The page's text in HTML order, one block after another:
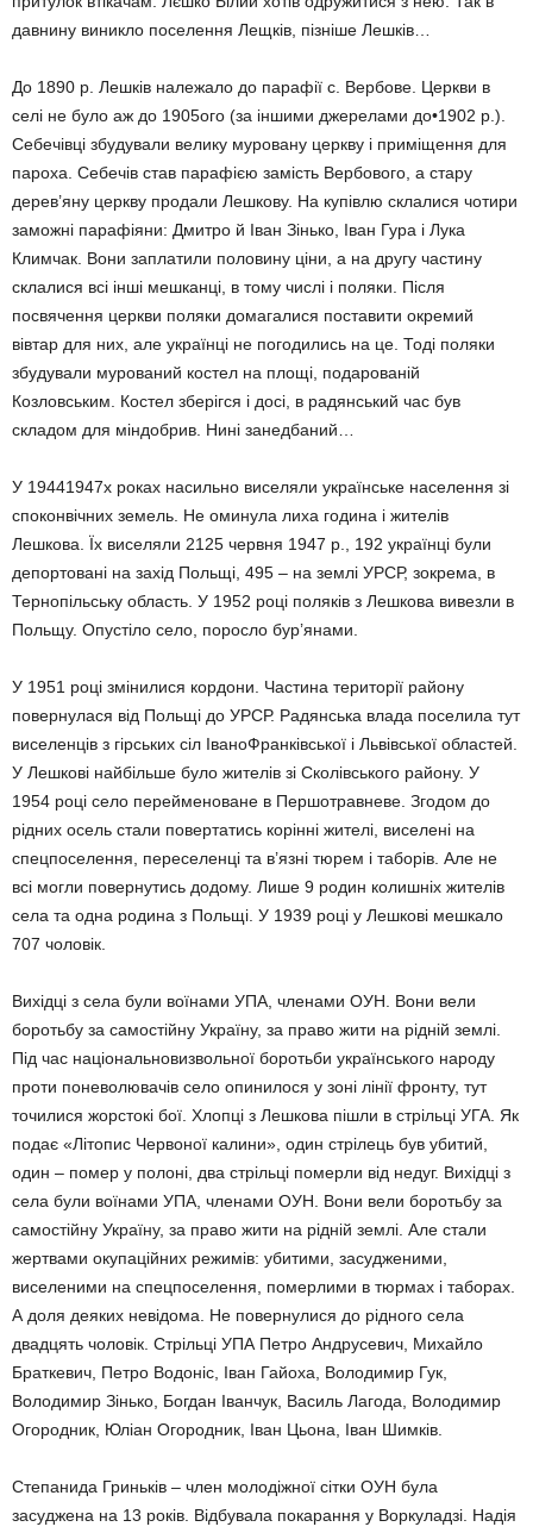
давнину виникло поселення Лещків, пізніше Лешків…
До 1890 р. Лешків належало до парафії с. Вербове. Церкви в
селі не було аж до 1905ого (за іншими джерелами до•1902 р.).
Себечівці збудували велику муровану церкву і приміщення для
пароха. Себечів став парафією замість Вербового, а стару
дерев’яну церкву продали Лешкову. На купівлю склалися чотири
заможні парафіяни: Дмитро й Іван Зінько, Іван Гура і Лука
Климчак. Вони заплатили половину ціни, а на другу частину
склалися всі інші мешканці, в тому числі і поляки. Після
посвячення церкви поляки домагалися поставити окремий
вівтар для них, але українці не погодились на це. Тоді поляки
збудували мурований костел на площі, подарованій
Козловським. Костел зберігся і досі, в радянський час був
складом для міндобрив. Нині занедбаний…
У 19441947х роках насильно виселяли українське населення зі
споконвічних земель. Не оминула лиха година і жителів
Лешкова. Їх виселяли 2125 червня 1947 р., 192 українці були
депортовані на захід Польщі, 495 – на землі УРСР, зокрема, в
Тернопільську область. У 1952 році поляків з Лешкова вивезли в
Польщу. Опустіло село, поросло бур’янами.
У 1951 році змінилися кордони. Частина території району
повернулася від Польщі до УРСР. Радянська влада поселила тут
виселенців з гірських сіл ІваноФранківської і Львівської областей.
У Лешкові найбільше було жителів зі Сколівського району. У
1954 році село перейменоване в Першотравневе. Згодом до
рідних осель стали повертатись корінні жителі, виселені на
спецпоселення, переселенці та в’язні тюрем і таборів. Але не
всі могли повернутись додому. Лише 9 родин колишніх жителів
села та одна родина з Польщі. У 1939 році у Лешкові мешкало
707 чоловік.
Вихідці з села були воїнами УПА, членами ОУН. Вони вели
боротьбу за самостійну Україну, за право жити на рідній землі.
Під час національновизвольної боротьби українського народу
проти поневолювачів село опинилося у зоні лінії фронту, тут
точилися жорстокі бої. Хлопці з Лешкова пішли в стрільці УГА. Як
подає «Літопис Червоної калини», один стрілець був убитий,
один – помер у полоні, два стрільці померли від недуг. Вихідці з
села були воїнами УПА, членами ОУН. Вони вели боротьбу за
самостійну Україну, за право жити на рідній землі. Але стали
жертвами окупаційних режимів: убитими, засудженими,
виселеними на спецпоселення, померлими в тюрмах і таборах.
А доля деяких невідома. Не повернулися до рідного села
двадцять чоловік. Стрільці УПА Петро Андрусевич, Михайло
Браткевич, Петро Водоніс, Іван Гайоха, Володимир Гук,
Володимир Зінько, Богдан Іванчук, Василь Лагода, Володимир
Огородник, Юліан Огородник, Іван Цьона, Іван Шимків.
Степанида Гриньків – член молодіжної сітки ОУН була
засуджена на 13 років. Відбувала покарання у Воркуладзі. Надія